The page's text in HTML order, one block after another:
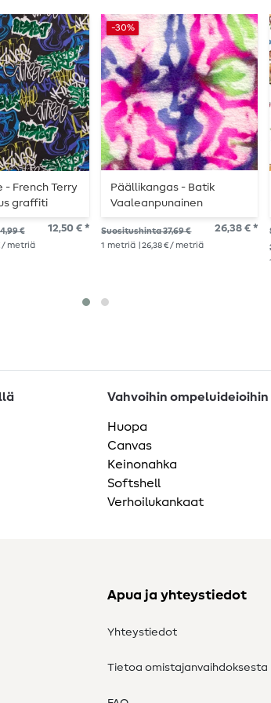
- French Terry
graffiti
€ 12,50 € *
/ metriä
-30%
Päällikangas - Batik
Vaaleanpunainen
Monivärinen Harjattu
Suositushinta 37,69 € 26,38 € *
1 metriä | 26,38 € / metriä
Vahvoihin ompeluideioihin
Huopa
Canvas
Keinonahka
Softshell
Verhoilukankaat
Apua ja yhteystiedot
Yhteystiedot
Tietoa omistajanvaihdoksesta